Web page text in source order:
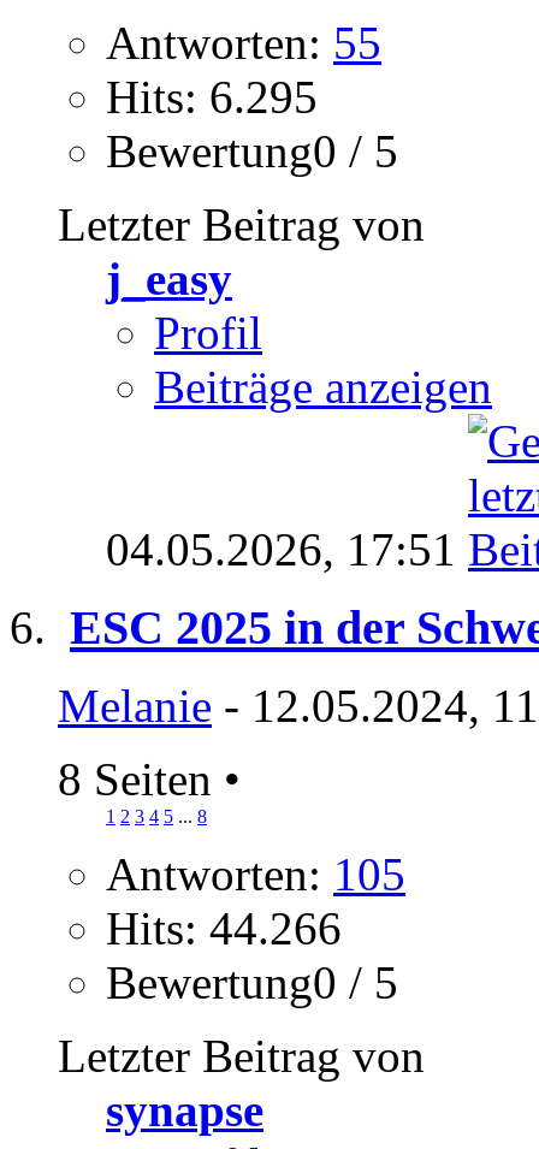
Antworten: 55
Hits: 6.295
Bewertung0 / 5
Letzter Beitrag von
j_easy
Profil
Beiträge anzeigen
04.05.2026, 17:51
ESC 2025 in der
Melanie - 12.05.2024,
8 Seiten •
1 2 3 4 5 ... 8
Antworten: 105
Hits: 44.266
Bewertung0 / 5
Letzter Beitrag von
synapse